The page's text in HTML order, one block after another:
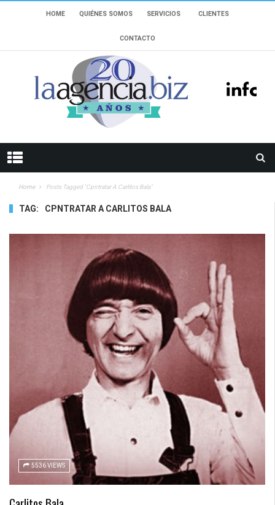
HOME QUIÉNES SOMOS SERVICIOS CLIENTES
CONTACTO
Home Posts Tagged "Cpntratar A Carlitos Bala"
TAG: CPNTRATAR A CARLITOS BALA
5536 VIEWS